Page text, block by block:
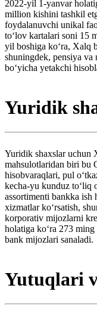
2022-yil 1-yanvar
million kishini tashkil
foydalanuvchi unikal
toʻlov kartalari soni 15
yil boshiga koʻra, Xalq
shuningdek, pensiya va
boʻyicha yetakchi
Yuridik
Yuridik shaxslar uchun
mahsulotlaridan biri bu
hisobvaraqlari, pul
kecha-yu kunduz toʻliq
assortimenti bankka
xizmatlar koʻrsatish,
korporativ mijozlarni
holatiga koʻra 273
bank mijozlari sanaladi.
Yutuqlari